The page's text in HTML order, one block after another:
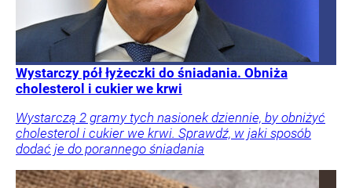
Wystarczy pół łyżeczki do śniadania. Obniża
cholesterol i cukier we krwi
Wystarczą 2 gramy tych nasionek dziennie, by obniżyć
cholesterol i cukier we krwi. Sprawdź, w jaki sposób
dodać je do porannego śniadania